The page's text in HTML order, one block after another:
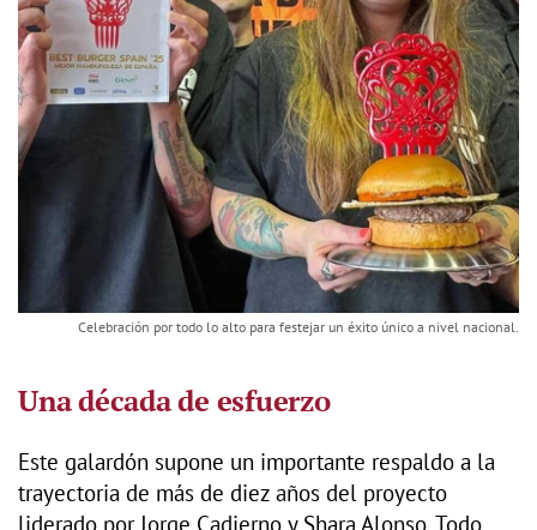
Celebración por todo lo alto para festejar un éxito único a nivel nacional.
Una década de esfuerzo
Este galardón supone un importante respaldo a la
trayectoria de más de diez años del proyecto
liderado por Jorge Cadierno y Shara Alonso. Todo